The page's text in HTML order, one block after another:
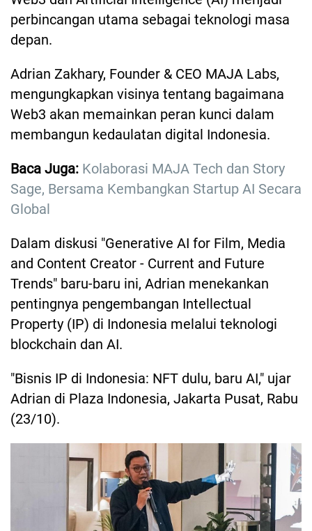
perbincangan utama sebagai teknologi masa
depan.
Adrian Zakhary, Founder & CEO MAJA Labs,
mengungkapkan visinya tentang bagaimana
Web3 akan memainkan peran kunci dalam
membangun kedaulatan digital Indonesia.
Baca Juga: Kolaborasi MAJA Tech dan Story
Sage, Bersama Kembangkan Startup AI Secara
Global
Dalam diskusi "Generative AI for Film, Media
and Content Creator - Current and Future
Trends" baru-baru ini, Adrian menekankan
pentingnya pengembangan Intellectual
Property (IP) di Indonesia melalui teknologi
blockchain dan AI.
"Bisnis IP di Indonesia: NFT dulu, baru AI," ujar
Adrian di Plaza Indonesia, Jakarta Pusat, Rabu
(23/10).